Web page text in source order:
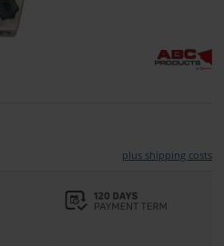
plus shipping costs